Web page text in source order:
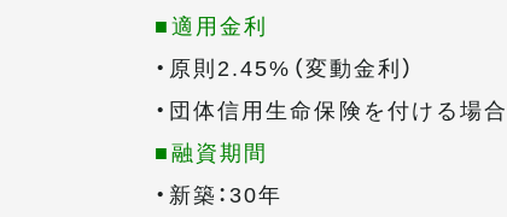
■適用金利
・原則2.45%（変動金利）
・団体信用生命保険を付ける場
■融資期間
・新築：30年